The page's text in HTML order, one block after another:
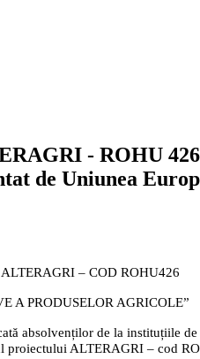
- ROHU
de Uniunea
– COD ROHU426
A PRODUSELOR AGRICOLE”
absolvenților de la instituțiile
proiectului ALTERAGRI – cod